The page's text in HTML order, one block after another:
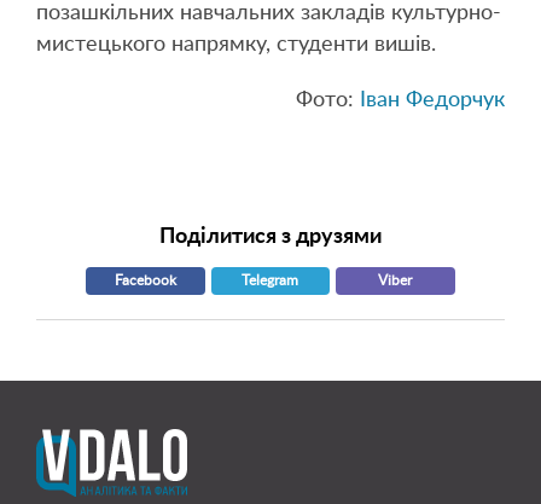
позашкільних навчальних закладів культурно-
мистецького напрямку, студенти вишів.
Фото: Іван Федорчук
Поділитися з друзями
Facebook Telegram Viber